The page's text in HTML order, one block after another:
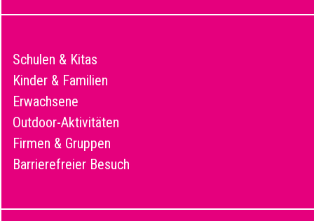
Schulen & Kitas
Kinder & Familien
Erwachsene
Outdoor-Aktivitäten
Firmen & Gruppen
Barrierefreier Besuch